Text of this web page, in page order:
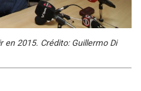
2015. Crédito: Guillermo Di